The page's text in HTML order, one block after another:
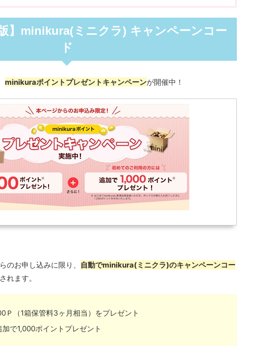
版】minikura(ミニクラ) キャンペーンコー
ド
minikuraポイントプレゼントキャンペーンが開催中！
のお申し込みに限り、
自動でminikura(ミニクラ)のキャンペーンコー
れます。
Ｐ（1箱保管料3ヶ月相当）をプレゼント
で1,000ポイントプレゼント